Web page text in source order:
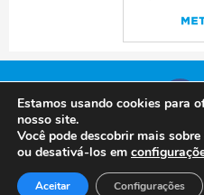
© 2024 Prefeitura de
Estamos usando cookies para
nosso site.
Você pode descobrir mais
ou desativá-los em
Aceitar Configurações